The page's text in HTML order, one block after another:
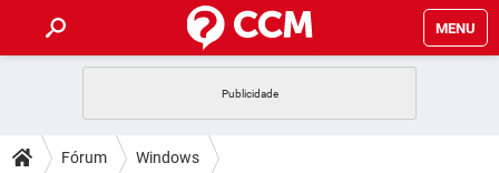
MENU
CELULAR
DICAS
Fórum Windows